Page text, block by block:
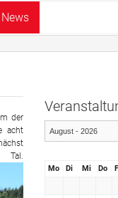
News
der
acht
Mo Di Mi Do